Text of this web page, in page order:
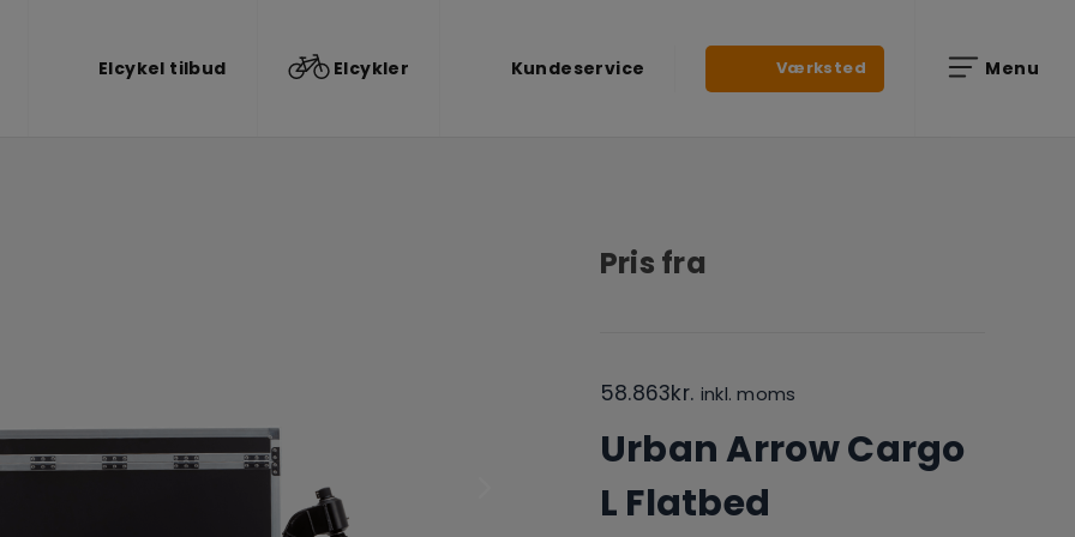
Menu
Værksted
Kundeservice
Elcykler
Elcykel tilbud
Pris fra
58.863kr. inkl. moms
Urban Arrow Cargo
L Flatbed